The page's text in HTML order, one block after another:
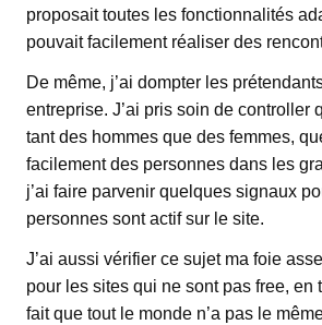
proposait toutes les fonctionnalités
pouvait facilement réaliser des
De même, j’ai dompter les
entreprise. J’ai pris soin de controller
tant des hommes que des femmes,
facilement des personnes dans les
j’ai faire parvenir quelques signaux
personnes sont actif sur le site.
J’ai aussi vérifier ce sujet ma foie
pour les sites qui ne sont pas free, en
fait que tout le monde n’a pas le